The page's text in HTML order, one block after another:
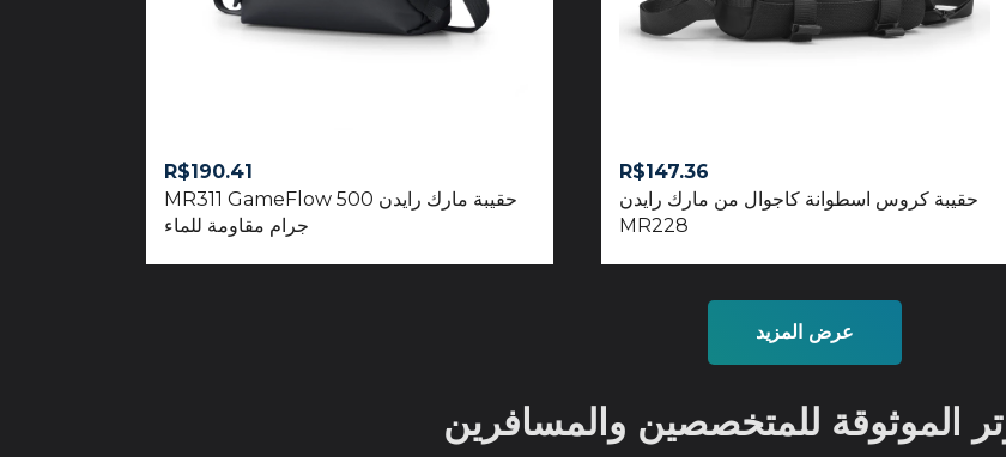
R$147.36
حقيبة كروس اسطوانة كاجوال من مارك رايدن
MR228
R$190.41
حقيبة مارك رايدن MR311 GameFlow 500
جرام مقاومة للماء
عرض المزيد